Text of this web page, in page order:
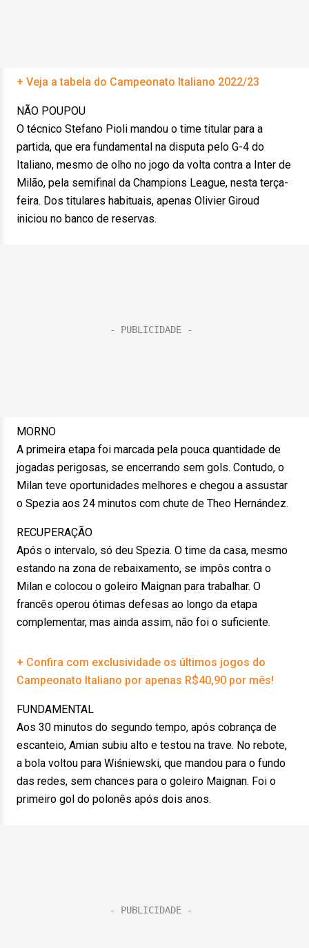
+ Veja a tabela do Campeonato Italiano 2022/23
NÃO POUPOU
O técnico Stefano Pioli mandou o time titular para a
partida, que era fundamental na disputa pelo G-4 do
Italiano, mesmo de olho no jogo da volta contra a Inter de
Milão, pela semifinal da Champions League, nesta terça-
feira. Dos titulares habituais, apenas Olivier Giroud
iniciou no banco de reservas.
MORNO
A primeira etapa foi marcada pela pouca quantidade de
jogadas perigosas, se encerrando sem gols. Contudo, o
Milan teve oportunidades melhores e chegou a assustar
o Spezia aos 24 minutos com chute de Theo Hernández.
RECUPERAÇÃO
Após o intervalo, só deu Spezia. O time da casa, mesmo
estando na zona de rebaixamento, se impôs contra o
Milan e colocou o goleiro Maignan para trabalhar. O
francês operou ótimas defesas ao longo da etapa
complementar, mas ainda assim, não foi o suficiente.
+ Confira com exclusividade os últimos jogos do
Campeonato Italiano por apenas R$40,90 por mês!
FUNDAMENTAL
Aos 30 minutos do segundo tempo, após cobrança de
escanteio, Amian subiu alto e testou na trave. No rebote,
a bola voltou para Wiśniewski, que mandou para o fundo
das redes, sem chances para o goleiro Maignan. Foi o
primeiro gol do polonês após dois anos.